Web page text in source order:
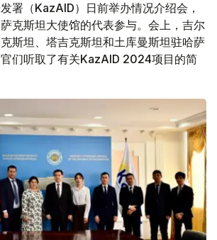
署（KazAID）日前举办情况介绍会，
克斯坦大使馆的代表参与。会上，吉尔
斯坦、塔吉克斯坦和土库曼斯坦驻哈萨
们听取了有关KazAID 2024项目的简